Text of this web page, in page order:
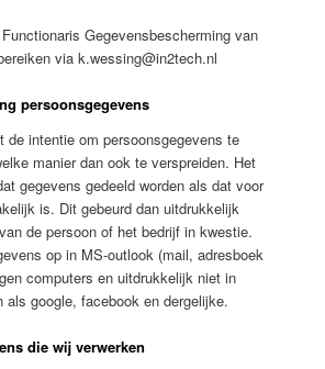
Gegevensbescherming van
via k.wessing@in2tech.nl
persoonsgegevens
de intentie om persoonsgegevens te
manier dan ook te verspreiden. Het
gegevens gedeeld worden als dat voor
is. Dit gebeurd dan uitdrukkelijk
de persoon of het bedrijf in kwestie.
op in MS-outlook (mail, adresboek
computers en uitdrukkelijk niet in
als google, facebook en dergelijke.
die wij verwerken